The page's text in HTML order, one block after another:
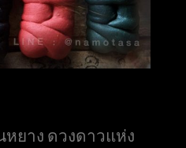
หยาง ดวงดาวแห่ง